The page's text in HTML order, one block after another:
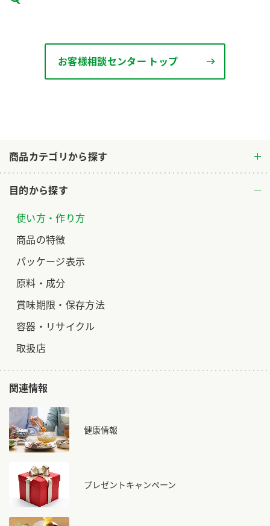
業務用サイト ミツカングループについて 製造所固有記号一覧
商品カテゴリから探す
目的から探す
使い方・作り方
商品の特徴
パッケージ表示
原料・成分
賞味期限・保存方法
容器・リサイクル
取扱店
関連情報
健康情報
プレゼントキャンペーン
お客様相談センター トップ